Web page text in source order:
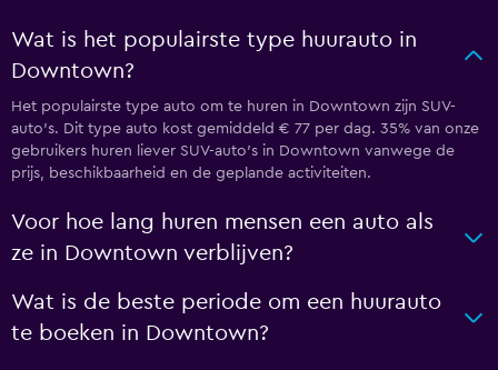
Wat is het populairste type huurauto in
Downtown?
Het populairste type auto om te huren in Downtown zijn SUV-
auto's. Dit type auto kost gemiddeld € 77 per dag. 35% van onze
gebruikers huren liever SUV-auto's in Downtown vanwege de
prijs, beschikbaarheid en de geplande activiteiten.
Voor hoe lang huren mensen een auto als
ze in Downtown verblijven?
Wat is de beste periode om een huurauto
te boeken in Downtown?